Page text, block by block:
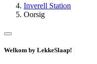
Inverell Station
Oorsig
Welkom by LekkeSlaap!